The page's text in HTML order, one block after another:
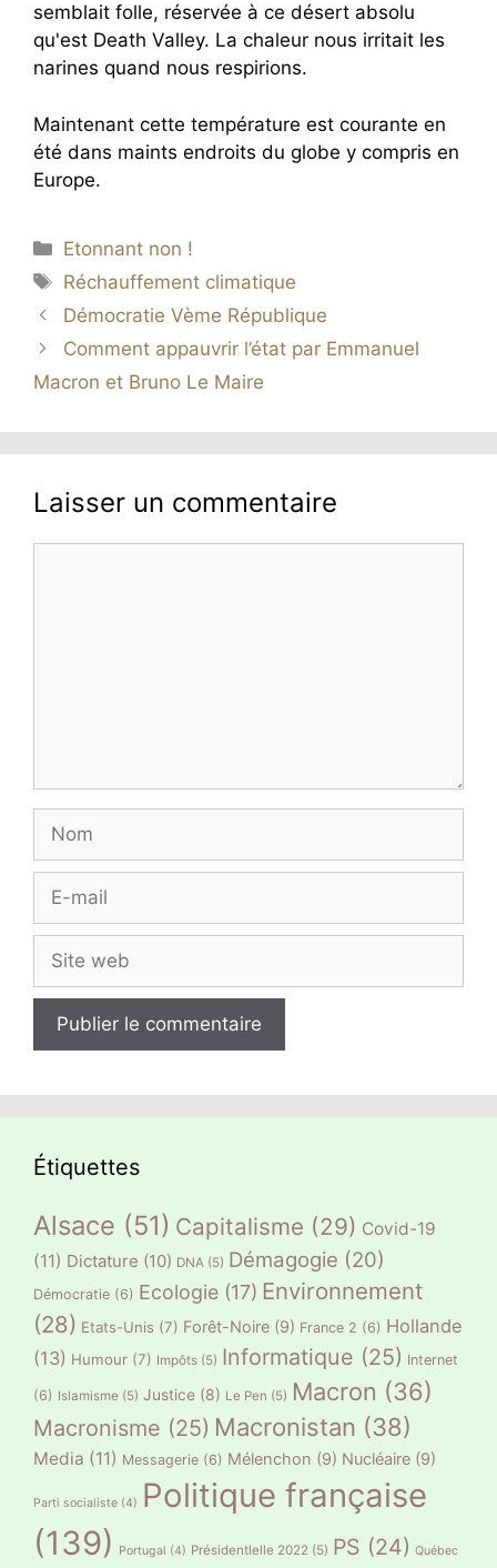
semblait folle, réservée à ce désert absolu
qu'est Death Valley. La chaleur nous irritait les
narines quand nous respirions.
Maintenant cette température est courante en
été dans maints endroits du globe y compris en
Europe.
Catégories
Etonnant non !
Étiquettes
Réchauffement climatique
Démocratie Vème République
Comment appauvrir l’état par Emmanuel
Macron et Bruno Le Maire
Laisser un commentaire
mail
web
Étiquettes
Alsace (51) Capitalisme (29) Covid-19
(11) Dictature (10) DNA (5) Démagogie (20)
Démocratie (6) Ecologie (17) Environnement
(28) Etats-Unis (7) Forêt-Noire (9) France 2 (6) Hollande
(13) Humour (7) Impôts (5) Informatique (25) Internet
(6) Islamisme (5) Justice (8) Le Pen (5) Macron (36)
Macronisme (25) Macronistan (38)
Media (11) Messagerie (6) Mélenchon (9) Nucléaire (9)
Parti socialiste (4) Politique française
(139)
Portugal (4) Présidentlelle 2022 (5) PS (24) Québec